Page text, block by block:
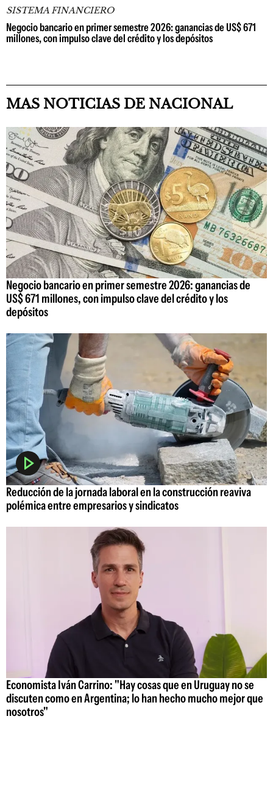
SISTEMA FINANCIERO
Negocio bancario en primer semestre 2026: ganancias de US$ 671
millones, con impulso clave del crédito y los depósitos
MAS NOTICIAS DE NACIONAL
Negocio bancario en primer semestre 2026: ganancias de
US$ 671 millones, con impulso clave del crédito y los
depósitos
Reducción de la jornada laboral en la construcción reaviva
polémica entre empresarios y sindicatos
Economista Iván Carrino: "Hay cosas que en Uruguay no se
discuten como en Argentina; lo han hecho mucho mejor que
nosotros"